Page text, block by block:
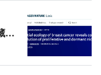
抑郁症
卵巢癌
身